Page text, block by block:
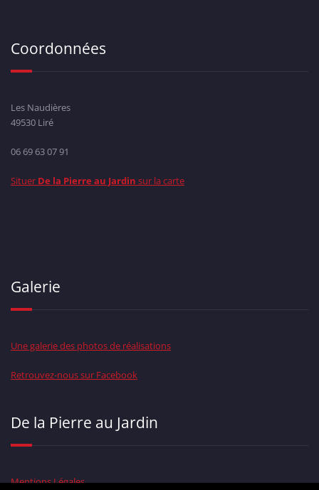
Coordonnées
Les Naudières
49530 Liré
06 69 63 07 91
Situer De la Pierre au Jardin sur la carte
Galerie
Une galerie des photos de réalisations
Retrouvez-nous sur Facebook
De la Pierre au Jardin
Mentions Légales